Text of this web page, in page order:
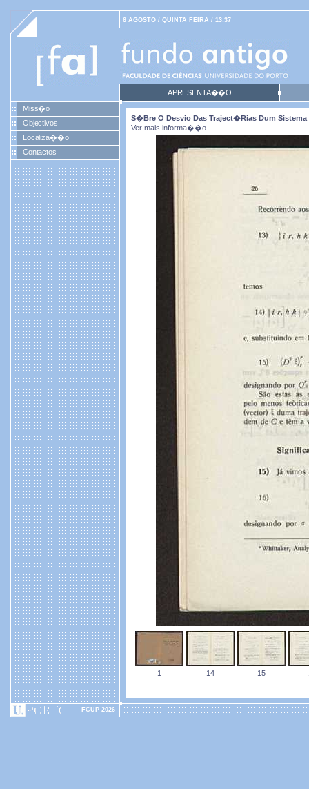
6 AGOSTO / QUINTA FEIRA / 13:37
APRESENTA��O
Miss�o
Objectivos
Localiza��o
Contactos
S�bre O Desvio Das Traject�rias Dum
Ver mais informa��o
1 14 15
FCUP 2026